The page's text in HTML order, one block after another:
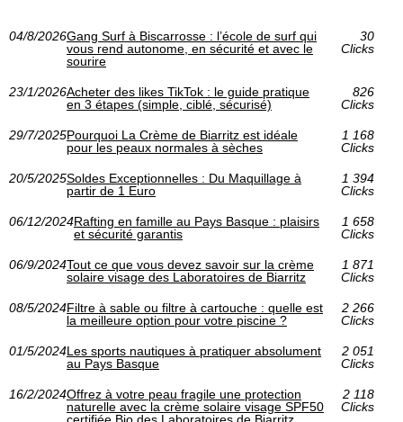
04/8/2026Gang Surf à Biscarrosse : l’école de surf qui
vous rend autonome, en sécurité et avec le
sourire
30
Clicks
23/1/2026Acheter des likes TikTok : le guide pratique
en 3 étapes (simple, ciblé, sécurisé)
826
Clicks
29/7/2025Pourquoi La Crème de Biarritz est idéale
pour les peaux normales à sèches
1 168
Clicks
20/5/2025Soldes Exceptionnelles : Du Maquillage à
partir de 1 Euro
1 394
Clicks
06/12/2024Rafting en famille au Pays Basque : plaisirs
et sécurité garantis
1 658
Clicks
06/9/2024Tout ce que vous devez savoir sur la crème
solaire visage des Laboratoires de Biarritz
1 871
Clicks
08/5/2024Filtre à sable ou filtre à cartouche : quelle est
la meilleure option pour votre piscine ?
2 266
Clicks
01/5/2024Les sports nautiques à pratiquer absolument
au Pays Basque
2 051
Clicks
16/2/2024Offrez à votre peau fragile une protection
naturelle avec la crème solaire visage SPF50
2 118
Clicks